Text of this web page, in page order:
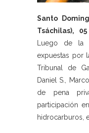
Santo
Tsáchilas),
Luego de la
expuestas por
Tribunal de
Daniel S.,
de pena
participación
hidrocarburos,